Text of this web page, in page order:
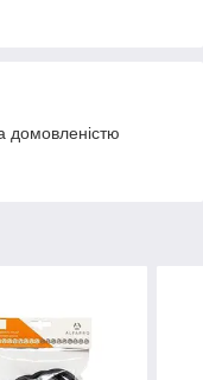
домовленістю